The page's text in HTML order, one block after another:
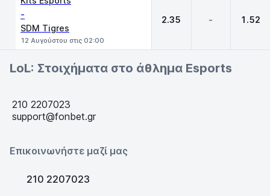
-
SDM Tigres
12 Αυγούστου στις 02:00
2.35 - 1.52
LoL: Στοιχήματα στο άθλημα Esports
210 2207023
support@fonbet.gr
Επικοινωνήστε μαζί μας
210 2207023